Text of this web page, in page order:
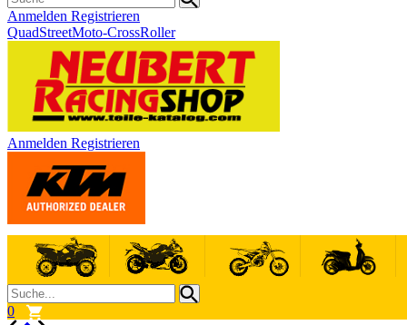
Anmelden Registrieren
QuadStreetMoto-CrossRoller
Anmelden Registrieren
0